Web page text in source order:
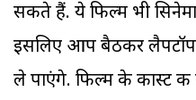
सकते हैं. ये फिल्म भी
इसलिए आप बैठकर
ले पाएंगे. फिल्म के कास्ट की